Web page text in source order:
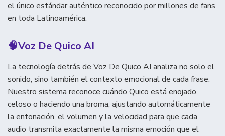
el único estándar auténtico reconocido por millones de fans
en toda Latinoamérica.
🧠Voz De Quico AI
La tecnología detrás de Voz De Quico AI analiza no solo el
sonido, sino también el contexto emocional de cada frase.
Nuestro sistema reconoce cuándo Quico está enojado,
celoso o haciendo una broma, ajustando automáticamente
la entonación, el volumen y la velocidad para que cada
audio transmita exactamente la misma emoción que el